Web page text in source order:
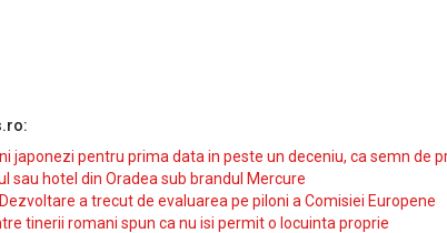
japonezi pentru prima data in peste un deceniu, ca semn de
sau hotel din Oradea sub brandul Mercure
a trecut de evaluarea pe piloni a Comisiei Europene
tinerii romani spun ca nu isi permit o locuinta proprie